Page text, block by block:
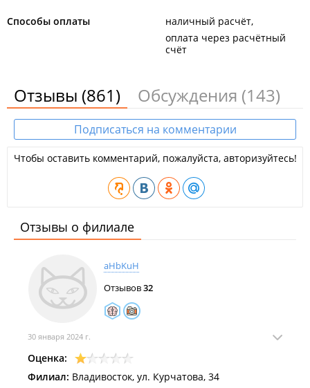
Способы оплаты
наличный расчёт
оплата через расчётный
счёт
Отзывы (861) Обсуждения (143)
Подписаться на комментарии
Чтобы оставить комментарий, пожалуйста, авторизуйтесь!
Отзывы о филиале
aHbKuH
Отзывов32
30 января 2024 г.
Оценка:
Филиал: Владивосток, ул. Курчатова, 34